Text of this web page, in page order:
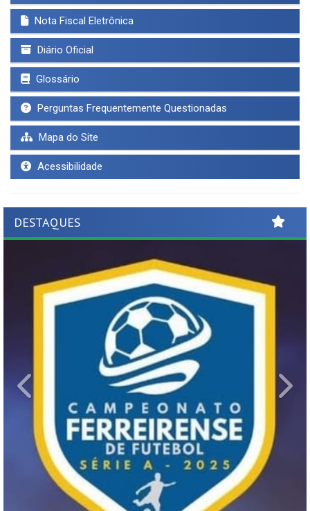
Nota Fiscal Eletrônica
Diário Oficial
Glossário
Perguntas Frequentemente Questionadas
Mapa do Site
Acessibilidade
DESTAQUES